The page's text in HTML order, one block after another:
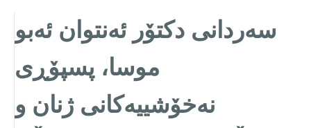
سەردانی دکتۆر ئەنتوان ئەبو
موسا، پسپۆڕی
نەخۆشییەکانی ژنان و